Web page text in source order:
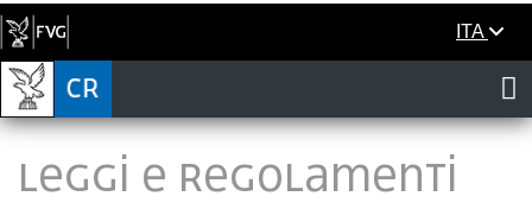
ITA
LEGGI E REGOLAMENTI